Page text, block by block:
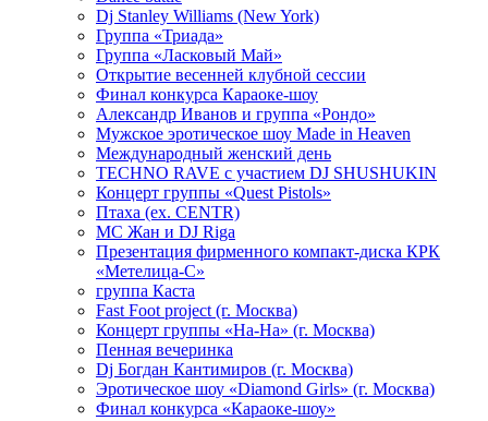
Dj Stanley Williams (New York)
Группа «Триада»
Группа «Ласковый Май»
Открытие весенней клубной сессии
Финал конкурса Караоке-шоу
Александр Иванов и группа «Рондо»
Мужское эротическое шоу Made in Heaven
Международный женский день
TECHNO RAVE с участием DJ SHUSHUKIN
Концерт группы «Quest Pistols»
Птаха (ex. CENTR)
МС Жан и DJ Riga
Презентация фирменного компакт-диска КРК
«Метелица-С»
группа Каста
Fast Foot project (г. Москва)
Концерт группы «На-На» (г. Москва)
Пенная вечеринка
Dj Богдан Кантимиров (г. Москва)
Эротическое шоу «Diamond Girls» (г. Москва)
Финал конкурса «Караоке-шоу»